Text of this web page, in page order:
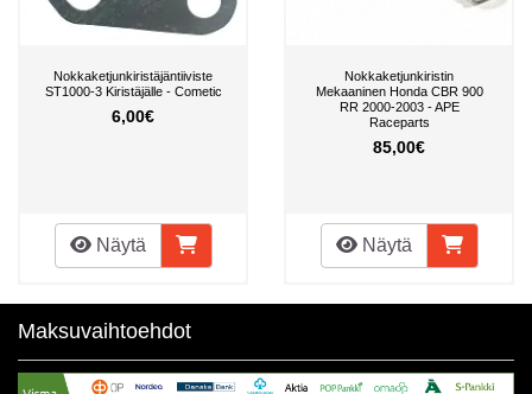
Nokkaketjunkiristäjäntiiviste
ST1000-3 Kiristäjälle - Cometic
6,00€
Näytä
Nokkaketjunkiristin
Mekaaninen Honda CBR 900
RR 2000-2003 - APE
Raceparts
85,00€
Näytä
Maksuvaihtoehdot